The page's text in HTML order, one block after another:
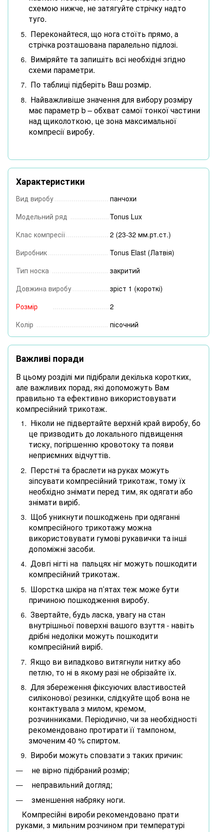
схемою нижче, не затягуйте стрічку надто
туго.
Переконайтеся, що нога стоїть прямо, а
стрічка розташована паралельно підлозі.
Виміряйте та запишіть всі необхідні згідно
схеми параметри.
По таблиці підберіть Ваш розмір.
Найважливіше значення для вибору розміру
має параметр b – обхват самої тонкої частини
над щиколоткою, це зона максимальної
компресії виробу.
Характеристики
Вид виробу
панчохи
Модельний ряд
Tonus Lux
Клас компресії
2 (23-32 мм.рт.ст.)
Виробник
Tonus Elast (Латвія)
Тип носка
закритий
Довжина виробу
зріст 1 (короткі)
Розмір
2
Колір
пісочний
Важливі поради
В цьому розділі ми підібрали декілька коротких,
але важливих порад, які допоможуть Вам
правильно та ефективно використовувати
компресійний трикотаж.
Ніколи не підвертайте верхній край виробу, бо
це призводить до локального підвищення
тиску, погіршенню кровотоку та появи
неприємних відчуттів.
Перстні та браслети на руках можуть
зіпсувати компресійний трикотаж, тому їх
необхідно знімати перед тим, як одягати або
знімати виріб.
Щоб уникнути пошкоджень при одяганні
компресійного трикотажу можна
використовувати гумові рукавички та інші
допоміжні засоби.
Довгі нігті на пальцях ніг можуть пошкодити
компресійний трикотаж.
Шорстка шкіра на п’ятах теж може бути
причиною пошкодження виробу.
Звертайте, будь ласка, увагу на стан
внутрішньої поверхні вашого взуття - навіть
дрібні недоліки можуть пошкодити
компресійний виріб.
Якщо ви випадково витягнули нитку або
петлю, то ні в якому разі не обрізайте їх.
Для збереження фіксуючих властивостей
силіконової резинки, слідкуйте щоб вона не
контактувала з милом, кремом,
розчинниками. Періодично, чи за необхідності
рекомендовано протирати її тампоном,
змоченим 40 % спиртом.
Вироби можуть сповзати з таких причин:
не вірно підібраний розмір;
неправильний догляд;
зменшення набряку ноги.
Компресійні вироби рекомендовано прати
руками, з мильним розчином при температурі